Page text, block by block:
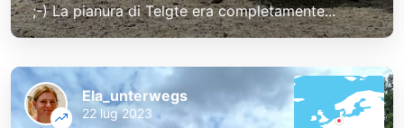
;-) La pianura di Telgte era completamente...
Ela_unterwegs
22 lug 2023